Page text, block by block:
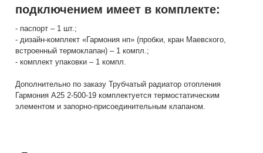
подключением имеет в комплекте:
- паспорт – 1 шт.;
- дизайн-комплект «Гармония нп» (пробки, кран Маевского,
встроенный термоклапан) – 1 компл.;
- комплект упаковки – 1 компл.
Дополнительно по заказу Трубчатый радиатор отопления
Гармония А25 2-500-19 комплектуется термостатическим
элементом и запорно-присоединительным клапаном.